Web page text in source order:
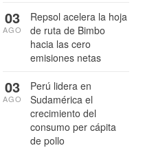
Repsol acelera la hoja
de ruta de Bimbo
hacia las cero
emisiones netas
03
AGO
Perú lidera en
Sudamérica el
crecimiento del
consumo per cápita
de pollo
03
AGO